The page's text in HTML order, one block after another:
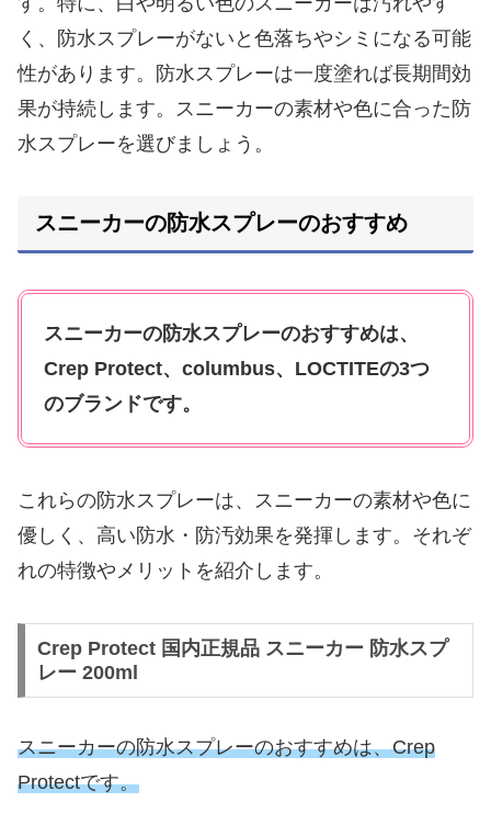
く、防水スプレーがないと色落ちやシミになる可能
性があります。防水スプレーは一度塗れば長期間効
果が持続します。スニーカーの素材や色に合った防
水スプレーを選びましょう。
スニーカーの防水スプレーのおすすめ
スニーカーの防水スプレーのおすすめは、
Crep Protect、columbus、LOCTITEの3つ
のブランドです。
これらの防水スプレーは、スニーカーの素材や色に
優しく、高い防水・防汚効果を発揮します。それぞ
れの特徴やメリットを紹介します。
Crep Protect 国内正規品 スニーカー 防水スプ
レー 200ml
スニーカーの防水スプレーのおすすめは、Crep
Protectです。